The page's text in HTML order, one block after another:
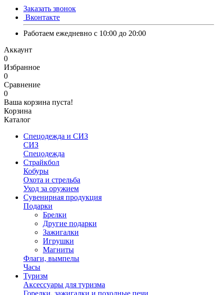
Заказать звонок
Вконтакте
Работаем ежедневно с 10:00 до 20:00
Аккаунт
0
Избранное
0
Сравнение
0
Ваша корзина пуста!
Корзина
Каталог
Спецодежда и СИЗ
СИЗ
Спецодежда
Страйкбол
Кобуры
Охота и стрельба
Уход за оружием
Сувенирная продукция
Подарки
Брелки
Другие подарки
Зажигалки
Игрушки
Магниты
Флаги, вымпелы
Часы
Туризм
Аксессуары для туризма
Горелки, зажигалки и походные печи